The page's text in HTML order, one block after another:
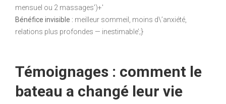
mensuel ou 2 massages')+'
Bénéfice invisible : meilleur sommeil, moins d\’anxiété,
relations plus profondes — inestimable’;}
Témoignages : comment le
bateau a changé leur vie